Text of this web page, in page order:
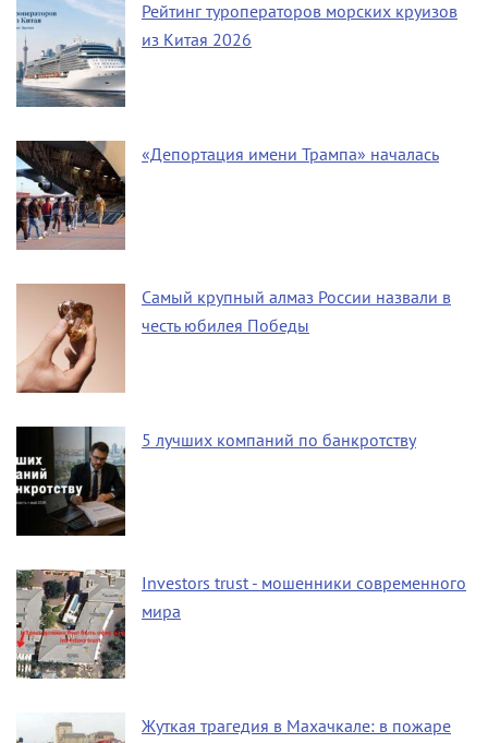
Рейтинг туроператоров морских круизов
из Китая 2026
«Депортация имени Трампа» началась
Самый крупный алмаз России назвали в
честь юбилея Победы
5 лучших компаний по банкротству
Investors trust - мошенники современного
мира
Жуткая трагедия в Махачкале: в пожаре